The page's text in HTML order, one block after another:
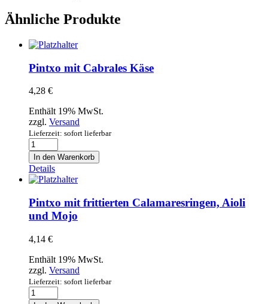
Ähnliche Produkte
Pintxo mit Cabrales Käse
4,28 €
Enthält 19% MwSt.
zzgl. Versand
Lieferzeit: sofort lieferbar
Pintxo
mit
Cabrales
Käse
Menge
In den Warenkorb
Details
Pintxo mit frittierten Calamaresringen, Aioli
und Mojo
4,14 €
Enthält 19% MwSt.
zzgl. Versand
Lieferzeit: sofort lieferbar
Pintxo
mit